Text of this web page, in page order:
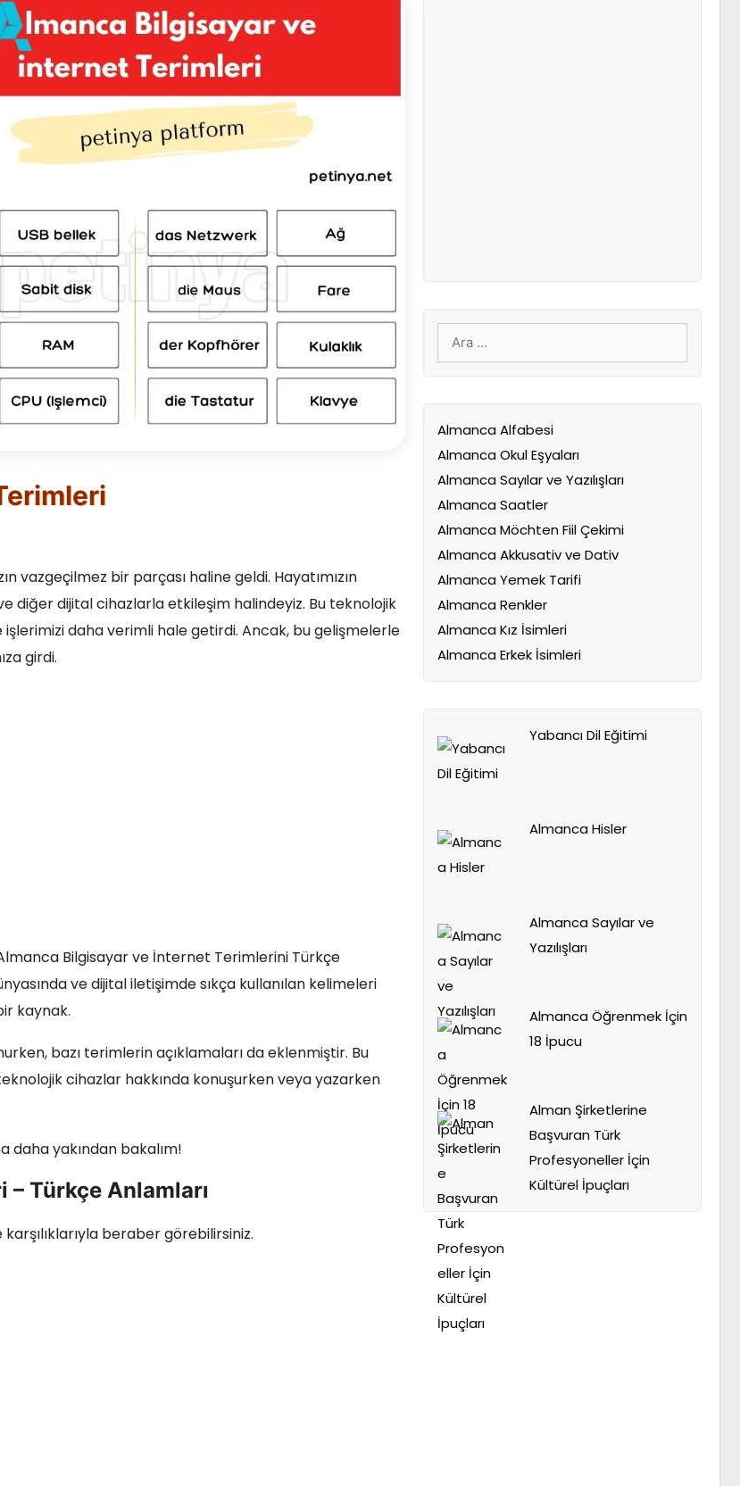
vazgeçilmez bir parçası haline geldi. Hayatımızın
diğer dijital cihazlarla etkileşim halindeyiz. Bu teknolojik
işlerimizi daha verimli hale getirdi. Ancak, bu gelişmelerle
girdi.
Bilgisayar ve İnternet Terimlerini Türkçe
ve dijital iletişimde sıkça kullanılan kelimeleri
kaynak.
bazı terimlerin açıklamaları da eklenmiştir. Bu
cihazlar hakkında konuşurken veya yazarken
daha yakından bakalım!
Türkçe Anlamları
beraber görebilirsiniz.
için
ara
Almanca Alfabesi
Almanca Okul Eşyaları
Almanca Sayılar ve Yazılışları
Almanca Saatler
Almanca Möchten Fiil Çekimi
Almanca Akkusativ ve Dativ
Almanca Yemek Tarifi
Almanca Renkler
Almanca Kız İsimleri
Almanca Erkek İsimleri
Yabancı Dil Eğitimi
Almanca Hisler
Almanca Sayılar ve
Yazılışları
Almanca Öğrenmek İçin
18 İpucu
Alman Şirketlerine
Başvuran Türk
Profesyoneller İçin
Kültürel İpuçları